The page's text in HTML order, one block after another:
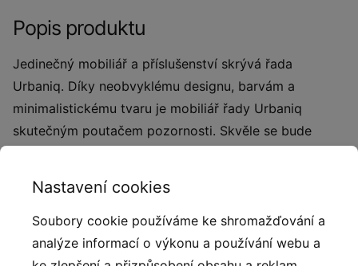
Popis produktu
Jedinečný mobiliář a příslušenství skrývá řada
Urbaniq. Díky neobvyklému designu, barvám a
minimalistickému tvaru je mobiliář řady Urbaniq
skutečným poutačem pozornosti. Skvěle se bude
zóny. Mobiliář je vytvořen z nejkvalitnějších materiálů
- kovu, dřeva a plastu. Díky tomu je odolný vůči
intenzivnímu používání i škodlivým vnějším vlivům.
Nastavení cookies
Soubory cookie používáme ke shromažďování a
analýze informací o výkonu a používání webu a